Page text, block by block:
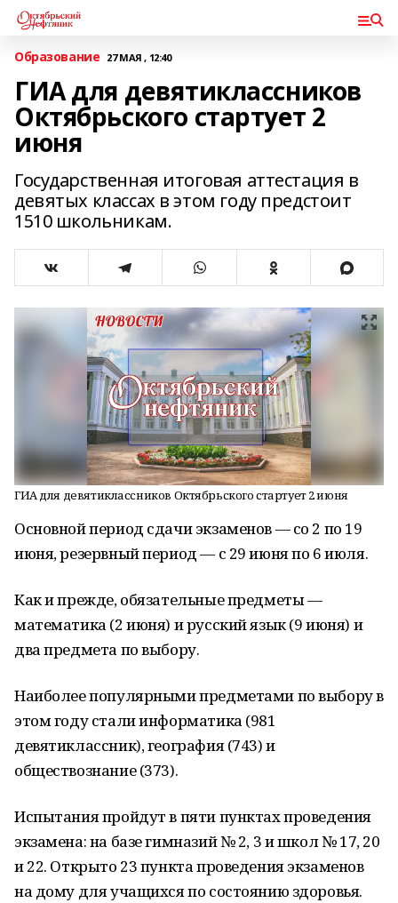
Образование 27 МАЯ , 12:40
ГИА для девятиклассников
Октябрьского стартует 2
июня
Государственная итоговая аттестация в
девятых классах в этом году предстоит
1510 школьникам.
ГИА для девятиклассников Октябрьского стартует 2 июня
Основной период сдачи экзаменов — со 2 по 19
июня, резервный период — с 29 июня по 6 июля.
Как и прежде, обязательные предметы —
математика (2 июня) и русский язык (9 июня) и
два предмета по выбору.
Наиболее популярными предметами по выбору в
этом году стали информатика (981
девятиклассник), география (743) и
обществознание (373).
Испытания пройдут в пяти пунктах проведения
экзамена: на базе гимназий № 2, 3 и школ № 17, 20
и 22. Открыто 23 пункта проведения экзаменов
на дому для учащихся по состоянию здоровья.